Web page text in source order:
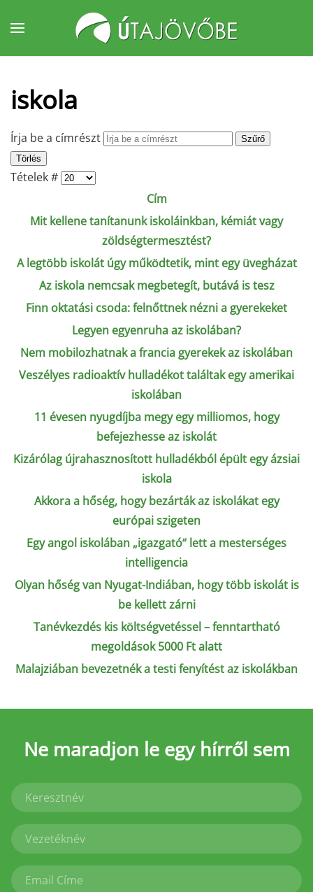
Fő tartalom átugrása
iskola
Írja be a címrészt
Szűrő
Törlés
Tételek #
Cím
Mit kellene tanítanunk iskoláinkban, kémiát vagy
zöldségtermesztést?
A legtöbb iskolát úgy működtetik, mint egy üvegházat
Az iskola nemcsak megbetegít, butává is tesz
Finn oktatási csoda: felnőttnek nézni a gyerekeket
Legyen egyenruha az iskolában?
Nem mobilozhatnak a francia gyerekek az iskolában
Veszélyes radioaktív hulladékot találtak egy amerikai
iskolában
11 évesen nyugdíjba megy egy milliomos, hogy
befejezhesse az iskolát
Kizárólag újrahasznosított hulladékból épült egy ázsiai
iskola
Akkora a hőség, hogy bezárták az iskolákat egy
európai szigeten
Egy angol iskolában „igazgató“ lett a mesterséges
intelligencia
Olyan hőség van Nyugat-Indiában, hogy több iskolát is
be kellett zárni
Tanévkezdés kis költségvetéssel – fenntartható
megoldások 5000 Ft alatt
Malajziában bevezetnék a testi fenyítést az iskolákban
Ne maradjon le egy hírről sem